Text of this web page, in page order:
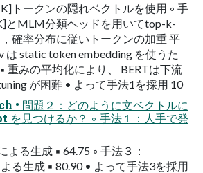
トークンの隠れベクトルを使用 ◦ 手
とMLM分類ヘッドを用いてtop-k-
確率分布に従いトークンの加重 平
は static token embedding を使うた
重みの平均化により、 BERTは下流
が困難 • よって手法1を採用 10
• 問題２：どのように文ベクトルに
を見つけるか？ ◦ 手法１：人手で発
よる生成 ▪ 64.75 ◦ 手法３：
る生成 ▪ 80.90 • よって手法3を採用